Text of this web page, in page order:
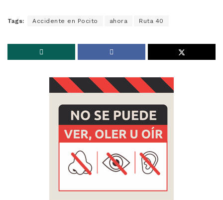
Tags: Accidente en Pocito ahora Ruta 40